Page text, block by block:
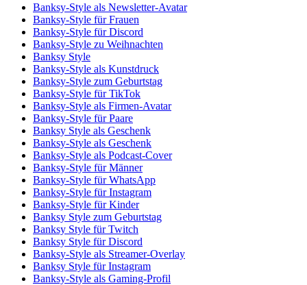
Banksy-Style als Newsletter-Avatar
Banksy-Style für Frauen
Banksy-Style für Discord
Banksy-Style zu Weihnachten
Banksy Style
Banksy-Style als Kunstdruck
Banksy-Style zum Geburtstag
Banksy-Style für TikTok
Banksy-Style als Firmen-Avatar
Banksy-Style für Paare
Banksy Style als Geschenk
Banksy-Style als Geschenk
Banksy-Style als Podcast-Cover
Banksy-Style für Männer
Banksy-Style für WhatsApp
Banksy-Style für Instagram
Banksy-Style für Kinder
Banksy Style zum Geburtstag
Banksy Style für Twitch
Banksy Style für Discord
Banksy-Style als Streamer-Overlay
Banksy Style für Instagram
Banksy-Style als Gaming-Profil